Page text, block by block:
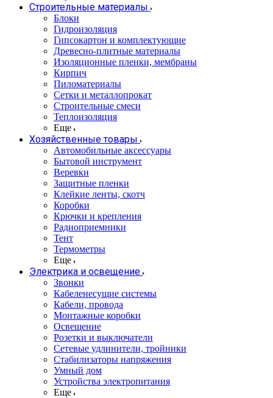
Строительные материалы
Блоки
Гидроизоляция
Гипсокартон и комплектующие
Древесно-плитные материалы
Изоляционные пленки, мембраны
Кирпич
Пиломатериалы
Сетки и металлопрокат
Строительные смеси
Теплоизоляция
Еще
Хозяйственные товары
Автомобильные аксессуары
Бытовой инструмент
Веревки
Защитные пленки
Клейкие ленты, скотч
Коробки
Крючки и крепления
Радиоприемники
Тент
Термометры
Еще
Электрика и освещение
Звонки
Кабеленесущие системы
Кабели, провода
Монтажные коробки
Освещение
Розетки и выключатели
Сетевые удлинители, тройники
Стабилизаторы напряжения
Умный дом
Устройства электропитания
Еще